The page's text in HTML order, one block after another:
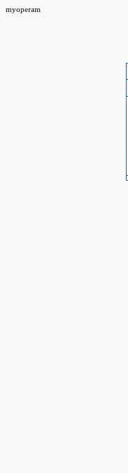
myoperam